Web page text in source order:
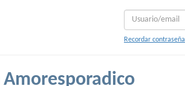
Recordar contraseña
Amoresporadico